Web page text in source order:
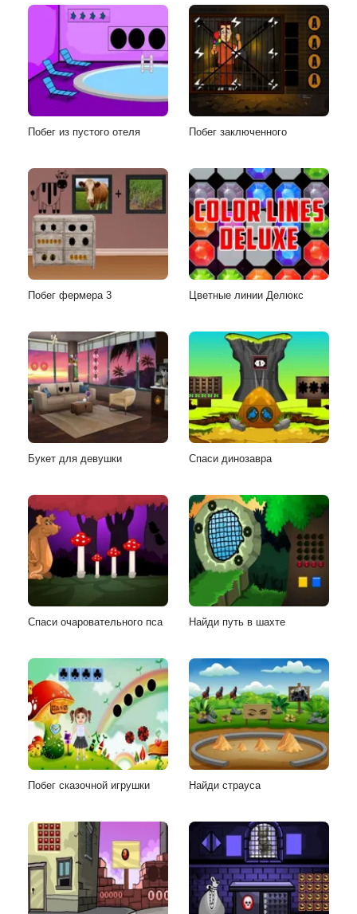
Побег из пустого отеля Побег заключенного
Побег фермера 3 Цветные линии Делюкс
Букет для девушки Спаси динозавра
Спаси очаровательного пса Найди путь в шахте
Побег сказочной игрушки Найди страуса